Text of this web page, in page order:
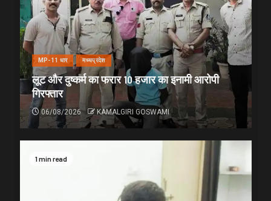
MP-11 धार मध्यप्रदेश
लूट और दुष्कर्म का फरार 10 हजार का इनामी आरोपी
गिरफ्तार
06/08/2026 KAMALGIRI GOSWAMI
1 min read